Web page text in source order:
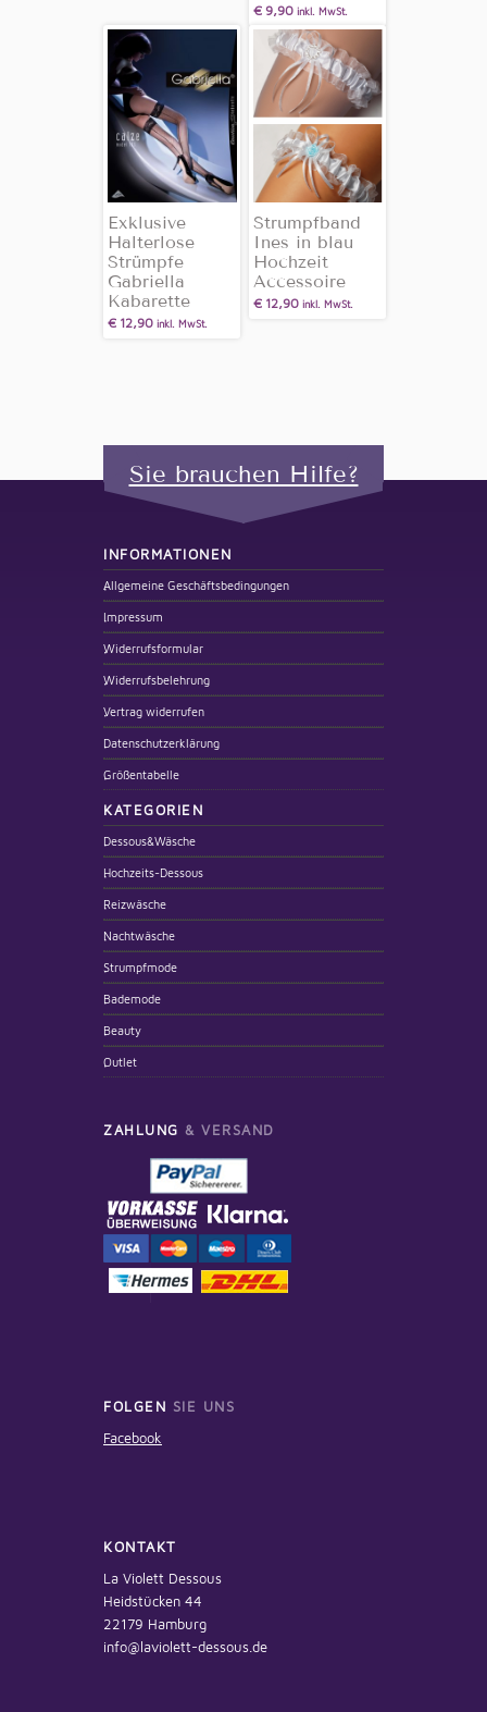
€9,90 inkl. MwSt.
Exklusive
Halterlose
Strümpfe
Gabriella
Kabarette
€12,90 inkl. MwSt.
Strumpfband
Ines in blau
Hochzeit
Accessoire
€12,90 inkl. MwSt.
Sie brauchen Hilfe?
INFORMATIONEN
Allgemeine Geschäftsbedingungen
Impressum
Widerrufsformular
Widerrufsbelehrung
Vertrag widerrufen
Datenschutzerklärung
Größentabelle
KATEGORIEN
Dessous&Wäsche
Hochzeits-Dessous
Reizwäsche
Nachtwäsche
Strumpfmode
Bademode
Beauty
Outlet
ZAHLUNG & VERSAND
FOLGEN SIE UNS
Facebook
KONTAKT
La Violett Dessous
Heidstücken 44
22179 Hamburg
info@laviolett-dessous.de